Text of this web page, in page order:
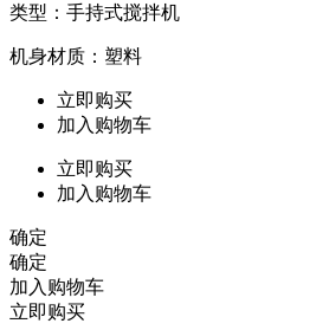
类型：手持式搅拌机
机身材质：塑料
立即购买
加入购物车
立即购买
加入购物车
确定
确定
加入购物车
立即购买